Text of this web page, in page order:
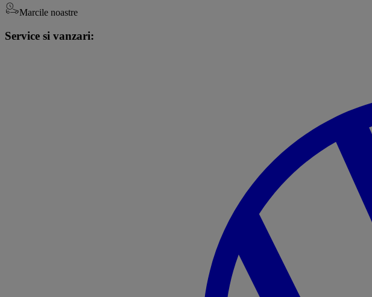
Marcile noastre
Service si vanzari: